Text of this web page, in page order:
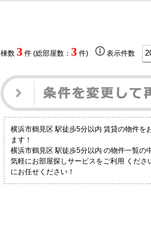
棟数 3件 (総部屋数： 3件) 表示件数
横浜市鶴見区 駅徒歩5分以内 賃貸の物件を
ます！
横浜市鶴見区 駅徒歩5分以内 の物件一覧の
気軽にお部屋探しサービスをご利用 くだ
にお任せください！